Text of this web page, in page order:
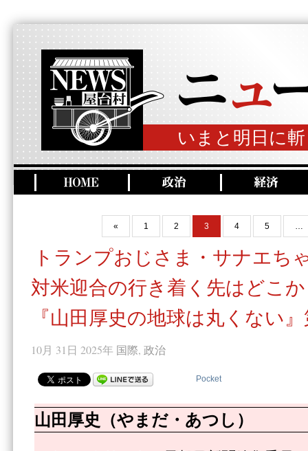
いまと明日に
« 1 2 3 4 5 …
トランプおじさま・サナエち
対米迎合の行き着く先はどこ
『山田厚史の地球は丸くない
10月 31日 2025年 国際, 政治
Pocket
山田厚史（やまだ・あつし）